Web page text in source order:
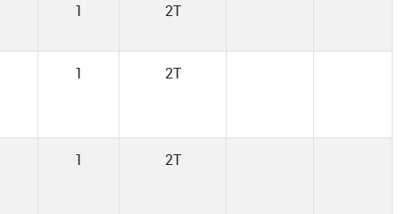
1 2T
1 2T
1 2T